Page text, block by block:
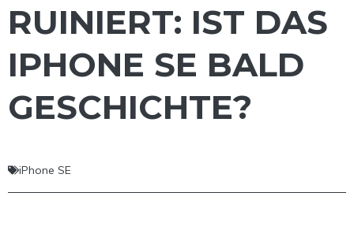
RUINIERT: IST DAS
IPHONE SE BALD
GESCHICHTE?
iPhone SE